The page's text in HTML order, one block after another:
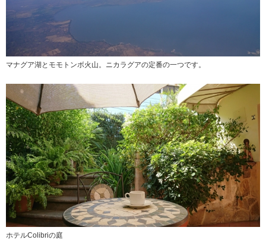
マナグア湖とモモトンボ火山。ニカラグアの定番の一つです。
ホテルColibriの庭